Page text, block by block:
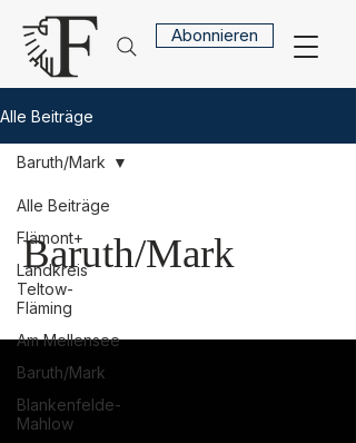
Abonnieren
Alle Beiträge
Alle Beiträge
Flämont+
Landkreis
Teltow-
Fläming
Am Mellensee
Baruth/Mark
Blankenfelde-
Mahlow
Baruth/Mark
Baruth/Mark